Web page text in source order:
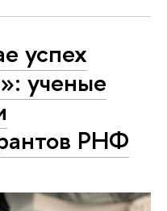
успех
ученые
РНФ